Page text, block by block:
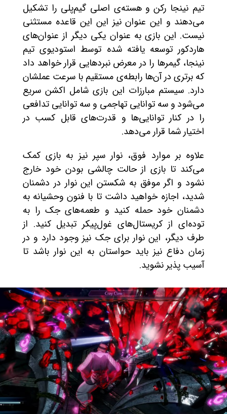
تیم نینجا رکن و هسته‌ی اصلی گیم‌پلی را تشکیل
می‌دهند و این عنوان نیز این این قاعده مستثنی
نیست. این بازی به عنوان یکی دیگر از عنوان‌های
هاردکور توسعه یافته شده توسط استودیوی تیم
نینجا، گیمرها را در معرض نبردهایی قرار خواهد داد
که برتری در آن‌ها رابطه‌ی مستقیم با سرعت عملشان
دارد. سیستم مبارزات این بازی شامل اکشن سریع
می‌شود و سه توانایی تهاجمی و سه توانایی تدافعی
را در کنار توانایی‌ها و قدرت‌های قابل کسب در
اختیار شما قرار می‌دهد.
علاوه بر موارد فوق، نوار سپر نیز به بازی کمک
می‌کند تا بازی از حالت چالشی بودن خود خارج
نشود و اگر موفق به شکستن این نوار در دشمنان
شدید، اجازه خواهید داشت تا با فنون وحشیانه به
دشمنان خود حمله کنید و طعمه‌های جک را به
توده‌ای از کریستال‌های غول‌پیکر تبدیل کنید. از
طرف دیگر، این نوار برای جک نیز وجود دارد و در
زمان دفاع نیز باید حواستان به این نوار باشد تا
آسیب پذیر نشوید.